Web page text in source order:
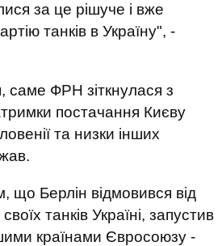
за це рішуче і вже
танків в Україну", -
саме ФРН зіткнулася з
постачання Києву
та низки інших
що Берлін відмовився від
танків Україні, запустив
країнами Євросоюзу -